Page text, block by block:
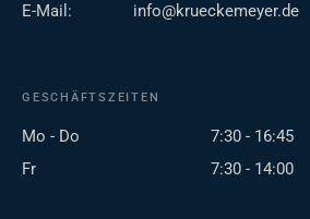
E-Mail:
info@krueckemeyer.de
GESCHÄFTSZEITEN
Mo - Do
7:30 - 16:45
Fr
7:30 - 14:00